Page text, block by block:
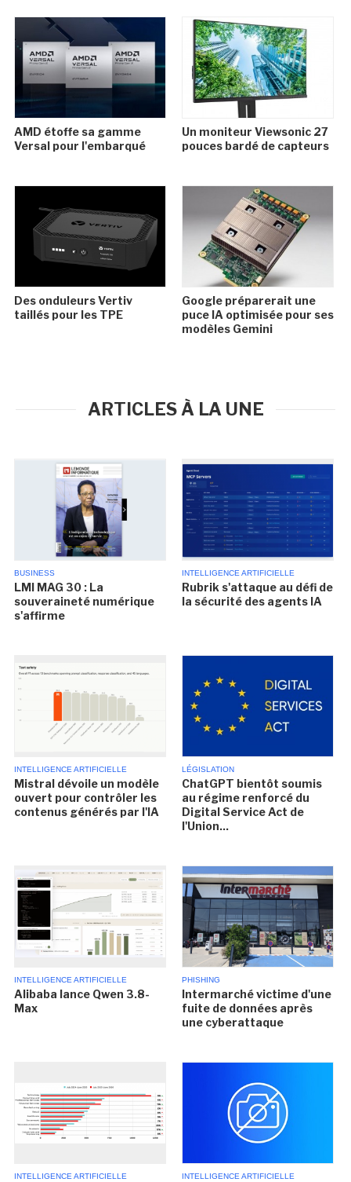
AMD étoffe sa gamme
Versal pour l'embarqué
Un moniteur Viewsonic 27
pouces bardé de capteurs
Des onduleurs Vertiv
taillés pour les TPE
Google préparerait une
puce IA optimisée pour ses
modèles Gemini
ARTICLES À LA UNE
BUSINESS
LMI MAG 30 : La
souveraineté numérique
s'affirme
INTELLIGENCE ARTIFICIELLE
Rubrik s'attaque au défi de
la sécurité des agents IA
INTELLIGENCE ARTIFICIELLE
Mistral dévoile un modèle
ouvert pour contrôler les
contenus générés par l'IA
LÉGISLATION
ChatGPT bientôt soumis
au régime renforcé du
Digital Service Act de
l'Union...
INTELLIGENCE ARTIFICIELLE
Alibaba lance Qwen 3.8-
Max
PHISHING
Intermarché victime d'une
fuite de données après
une cyberattaque
INTELLIGENCE ARTIFICIELLE INTELLIGENCE ARTIFICIELLE